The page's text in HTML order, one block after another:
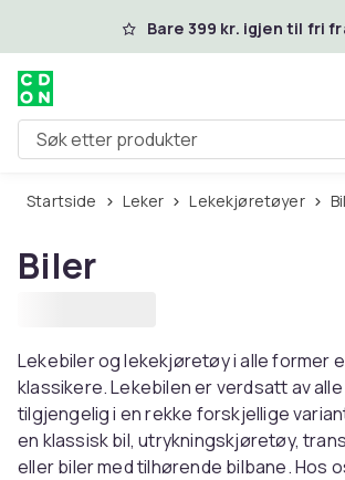
Hopp til hovedinnholdBare 399 kr. igjen til fri
Søk etter produkter
Startside Leker Lekekjøretøyer
Biler
Lekebiler og lekekjøretøy i alle former
klassikere. Lekebilen er verdsatt av
tilgjengelig i en rekke forskjellige
en klassisk bil, utrykningskjøretøy,
eller biler med tilhørende bilbane. Hos